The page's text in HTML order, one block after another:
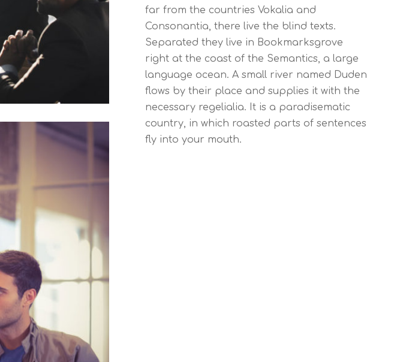
far from the countries Vokalia and
Consonantia, there live the blind texts.
Separated they live in Bookmarksgrove
right at the coast of the Semantics, a large
language ocean. A small river named Duden
flows by their place and supplies it with the
necessary regelialia. It is a paradisematic
country, in which roasted parts of sentences
fly into your mouth.